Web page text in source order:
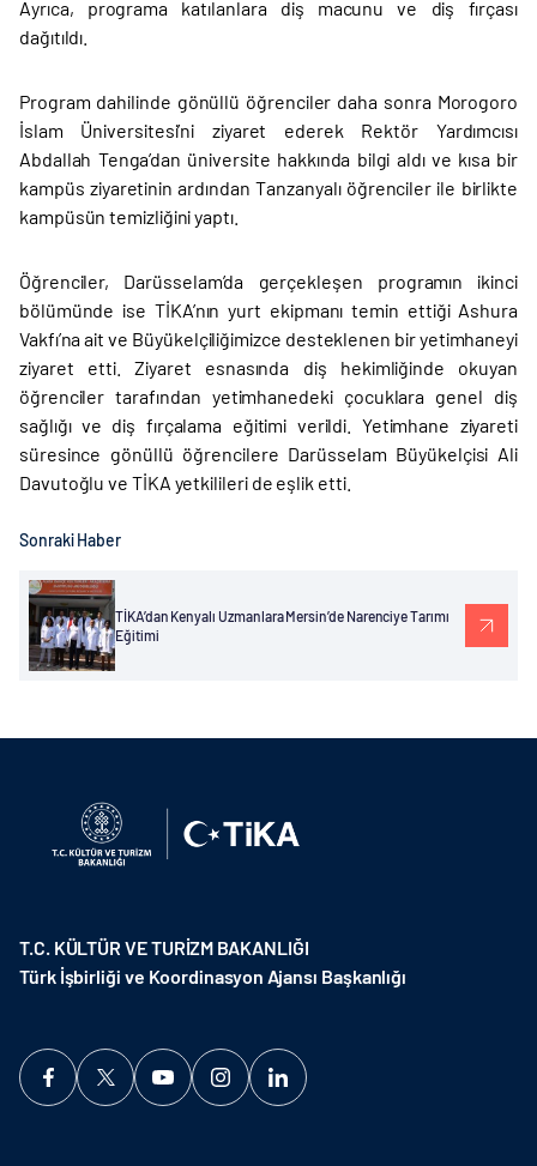
Ayrıca, programa katılanlara diş macunu ve diş fırçası
dağıtıldı.
Program dahilinde gönüllü öğrenciler daha sonra Morogoro
İslam Üniversitesi’ni ziyaret ederek Rektör Yardımcısı
Abdallah Tenga’dan üniversite hakkında bilgi aldı ve kısa bir
kampüs ziyaretinin ardından Tanzanyalı öğrenciler ile birlikte
kampüsün temizliğini yaptı.
Öğrenciler, Darüsselam’da gerçekleşen programın ikinci
bölümünde ise TİKA’nın yurt ekipmanı temin ettiği Ashura
Vakfı’na ait ve Büyükelçiliğimizce desteklenen bir yetimhaneyi
ziyaret etti. Ziyaret esnasında diş hekimliğinde okuyan
öğrenciler tarafından yetimhanedeki çocuklara genel diş
sağlığı ve diş fırçalama eğitimi verildi. Yetimhane ziyareti
süresince gönüllü öğrencilere Darüsselam Büyükelçisi Ali
Davutoğlu ve TİKA yetkilileri de eşlik etti.
Sonraki Haber
TİKA’dan Kenyalı Uzmanlara Mersin’de Narenciye Tarımı
Eğitimi
T.C. KÜLTÜR VE TURİZM BAKANLIĞI
Türk İşbirliği ve Koordinasyon Ajansı Başkanlığı